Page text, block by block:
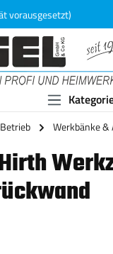
vorausgesetzt)
Betrieb Werkbänke